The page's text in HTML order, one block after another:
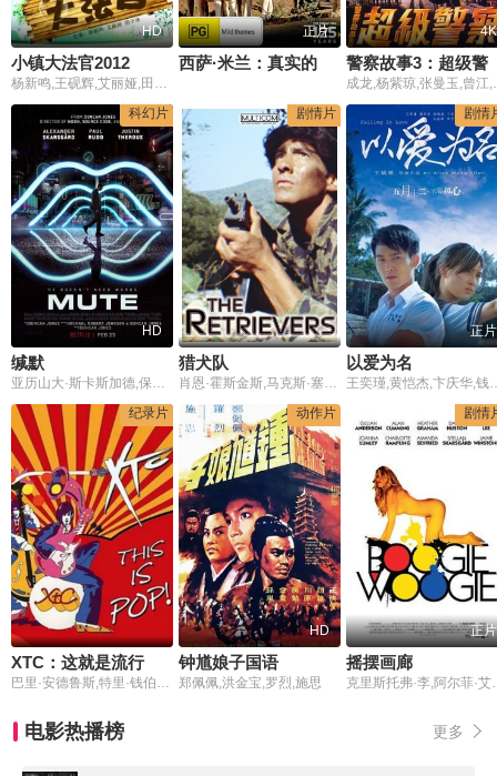
HD
小镇大法官2012
杨新鸣,王砚辉,艾丽娅,田小冰,高亮,帕丽扎提
正片 4K
成龙,
科幻片
HD
缄默
亚历山大·斯卡斯加德,保罗·路德,贾斯汀·塞洛克斯,罗伯特·席安,谢妮布·萨利赫,罗伯特·卡辛斯基,多米尼克·莫纳汉,山姆·洛克威尔,丹尼尔·法瑟斯,诺埃尔·克拉克,弗洛伦丝·卡松巴,克斯腾·布劳克,安杰伊·布卢门菲尔德,尼基·兰伯恩,卡罗琳·彼得斯,劳拉·德波尔,马蒂·博斯泰特,杰尼斯·纽沃纳,安妮娜·沃尔特,尤金·鲍德尔
剧情片
猎犬队
肖恩·霍斯金斯,马克斯·塞耶,莱纳德·米勒
剧情
正片
以爱为名
王奕瑾,黄恺杰,卞庆华,钱
纪录片
XTC：这就是流行音乐
巴里·安德鲁斯,特里·钱伯斯,克莱姆·伯克
动作片
HD
钟馗娘子国语
郑佩佩,洪金宝,罗烈,施思
剧情
正片
摇摆画廊
克里斯托弗·李,阿尔菲·艾伦,艾伦·卡明,海瑟·格
电影热播榜 更多